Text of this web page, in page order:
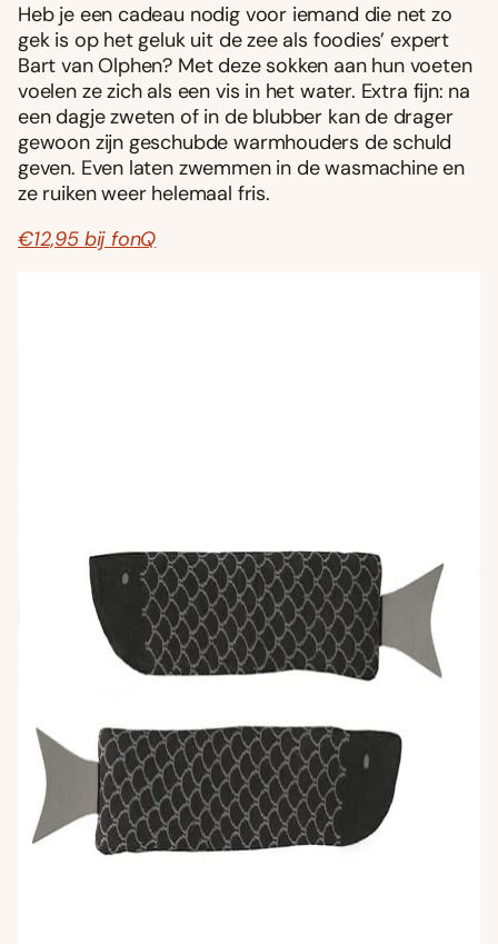
Heb je een cadeau nodig voor iemand die net zo
gek is op het geluk uit de zee als foodies’ expert
Bart van Olphen? Met deze sokken aan hun voeten
voelen ze zich als een vis in het water. Extra fijn: na
een dagje zweten of in de blubber kan de drager
gewoon zijn geschubde warmhouders de schuld
geven. Even laten zwemmen in de wasmachine en
ze ruiken weer helemaal fris.
€12,95 bij fonQ